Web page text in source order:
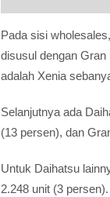
Pada sisi
disusul dengan
adalah Xenia
Selanjutnya ada
(13 persen), dan
Untuk Daihatsu
2.248 unit (3 persen).